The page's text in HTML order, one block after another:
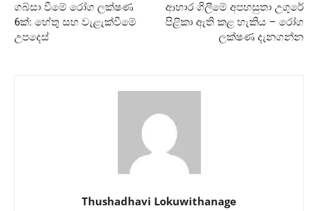
ගබ්සා වීමේ රෝග ලක්ෂණ
6ක්: හේතු සහ වැළැක්වීමේ
උපදෙස්
ආහාර ගිලීමේ අපහසුතා උගුරේ
පිළිකා ඇති කළ හැකිය – රෝග
ලක්ෂණ දැනගන්න
Thushadhavi Lokuwithanage